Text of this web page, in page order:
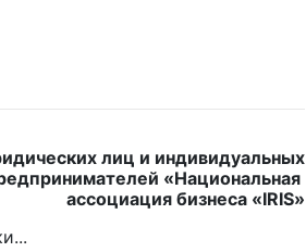
лиц и индивидуальных
«Национальная
ассоциация бизнеса «IRIS»